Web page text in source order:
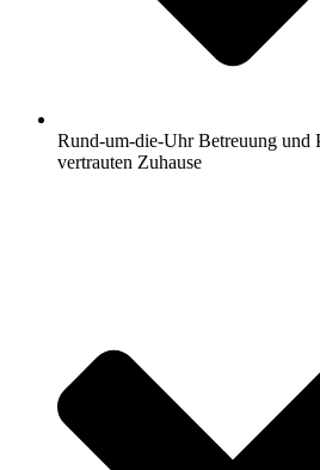
Rund-um-die-Uhr Betreuung und
vertrauten Zuhause